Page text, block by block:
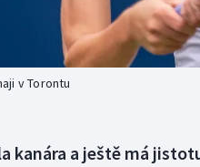
v Torontu
kanára a ještě má